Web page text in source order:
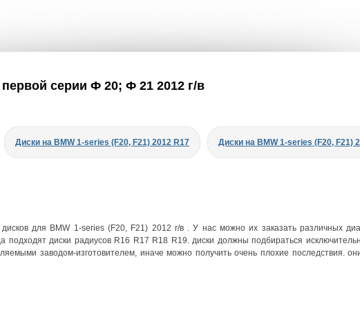
серии Ф 20; Ф 21 2012 г/в
Диски на BMW 1-series (F20, F21) 2012 R17 Диски на BMW 1-series (F20, F21)
для BMW 1-series (F20, F21) 2012 г/в . У нас можно их заказать различных
подходят диски радиусов R16 R17 R18 R19. диски должны подбираться
заводом-изготовителем, иначе можно получить очень плохие последствия.